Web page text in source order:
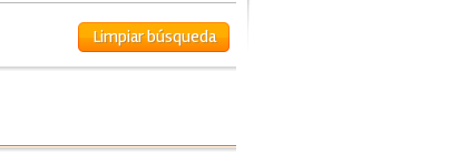
Limpiar búsqueda